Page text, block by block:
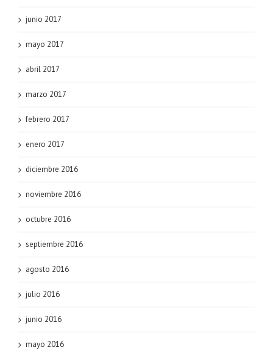
junio 2017
mayo 2017
abril 2017
marzo 2017
febrero 2017
enero 2017
diciembre 2016
noviembre 2016
octubre 2016
septiembre 2016
agosto 2016
julio 2016
junio 2016
mayo 2016